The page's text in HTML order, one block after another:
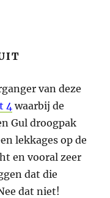
van deze
4 waarbij de
Gul droogpak
lekkages op de
en vooral zeer
dat die
dat niet!